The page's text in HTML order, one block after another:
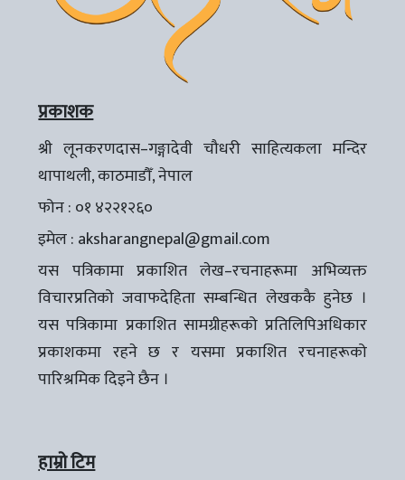
प्रकाशक
श्री लूनकरणदास–गङ्गादेवी चौधरी साहित्यकला मन्दिर
थापाथली, काठमाडौँ, नेपाल
फोन : ०१ ४२२१२६०
इमेल : aksharangnepal@gmail.com
यस पत्रिकामा प्रकाशित लेख–रचनाहरूमा अभिव्यक्त
विचारप्रतिको जवाफदेहिता सम्बन्धित लेखककै हुनेछ ।
यस पत्रिकामा प्रकाशित सामग्रीहरूको प्रतिलिपिअधिकार
प्रकाशकमा रहने छ र यसमा प्रकाशित रचनाहरूको
पारिश्रमिक दिइने छैन ।
हाम्रो टिम